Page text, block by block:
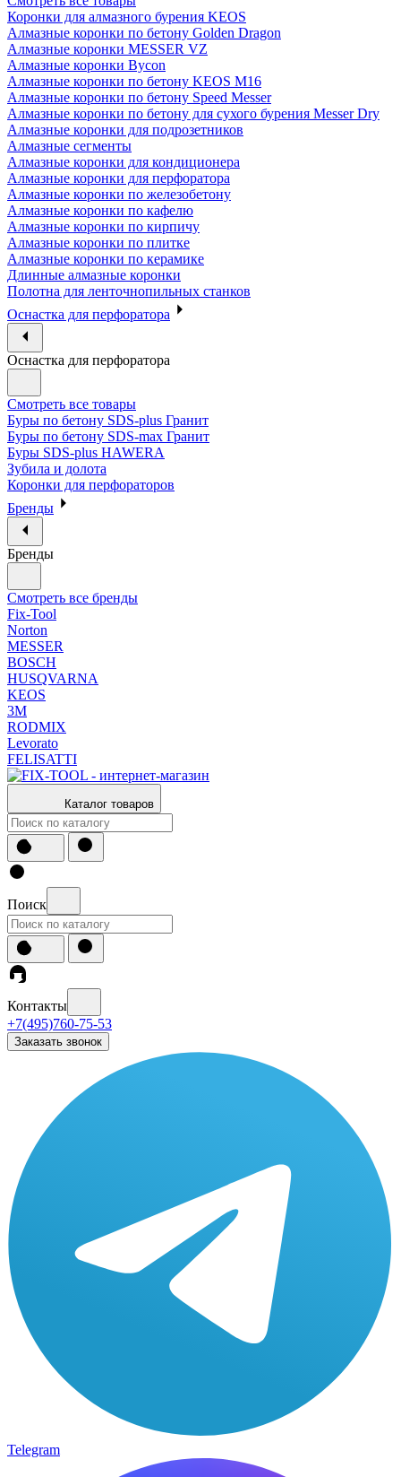
Коронки для алмазного бурения KEOS
Алмазные коронки по бетону Golden Dragon
Алмазные коронки MESSER VZ
Алмазные коронки Bycon
Алмазные коронки по бетону KEOS M16
Алмазные коронки по бетону Speed Messer
Алмазные коронки по бетону для сухого бурения Messer Dry
Алмазные коронки для подрозетников
Алмазные сегменты
Алмазные коронки для кондиционера
Алмазные коронки для перфоратора
Алмазные коронки по железобетону
Алмазные коронки по кафелю
Алмазные коронки по кирпичу
Алмазные коронки по плитке
Алмазные коронки по керамике
Длинные алмазные коронки
Полотна для ленточнопильных станков
Оснастка для перфоратора
Оснастка для перфоратора
Смотреть все товары
Буры по бетону SDS-plus Гранит
Буры по бетону SDS-max Гранит
Буры SDS-plus HAWERA
Зубила и долота
Коронки для перфораторов
Бренды
Бренды
Смотреть все бренды
Fix-Tool
Norton
MESSER
BOSCH
HUSQVARNA
KEOS
3М
RODMIX
Levorato
FELISATTI
Каталог товаров
Поиск
Контакты
+7(495)760-75-53
Заказать звонок
Telegram